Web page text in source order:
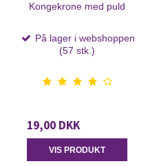
Kongekrone med puld
På lager i webshoppen
(57 stk.)
19,00 DKK
VIS PRODUKT